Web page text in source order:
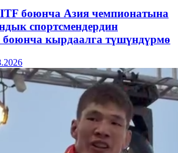
боюнча Азия чемпионатына
спортсмендердин
кырдаалга түшүндүрмө